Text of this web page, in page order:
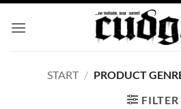
Inhalt
springen
START / PRODUCT
FILTER